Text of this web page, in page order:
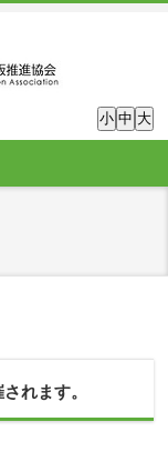
大
中
小
れます。